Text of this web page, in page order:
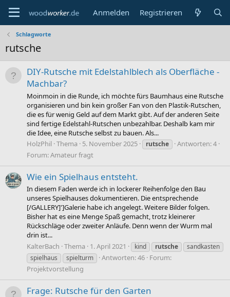
Anmelden Registrieren
Schlagworte
rutsche
DIY-Rutsche mit Edelstahlblech als Oberfläche -
Machbar?
Moinmoin in die Runde, ich möchte fürs Baumhaus eine Rutsche
organisieren und bin kein großer Fan von den Plastik-Rutschen,
die es für wenig Geld auf dem Markt gibt. Auf der anderen Seite
sind fertige Edelstahl-Rutschen unbezahlbar. Deshalb kam mir
die Idee, eine Rutsche selbst zu bauen. Als...
HolzPhil Thema 5. November 2025 rutsche
Antworten: 4
Forum:Amateur fragt
Wie ein Spielhaus entsteht.
In diesem Faden werde ich in lockerer Reihenfolge den Bau
unseres Spielhauses dokumentieren. Die entsprechende
[/GALLERY]']Galerie habe ich angelegt. Weitere Bilder folgen.
Bisher hat es eine Menge Spaß gemacht, trotz kleinerer
Rückschläge oder zweiter Anläufe. Denn wenn der Wurm mal
drin ist...
KalterBach Thema 1. April 2021 kind rutsche
sandkasten
spielhaus
spielturm Antworten: 46 Forum:
Projektvorstellung
Frage: Rutsche für den Garten